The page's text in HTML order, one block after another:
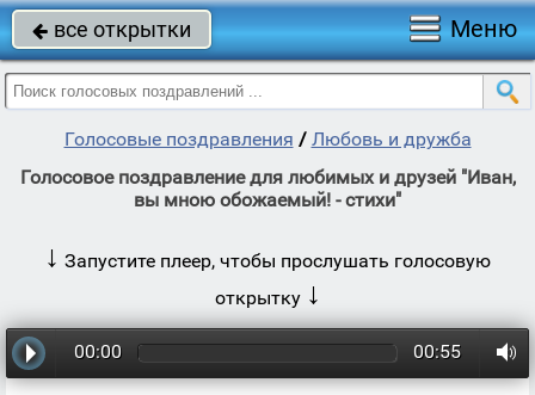
 все открытки Меню
Голосовые поздравления / Любовь и дружба
Голосовое поздравление для любимых и друзей "Иван,
вы мною обожаемый! - стихи"
↓ Запустите плеер, чтобы прослушать голосовую
открытку ↓
00:00 00:55